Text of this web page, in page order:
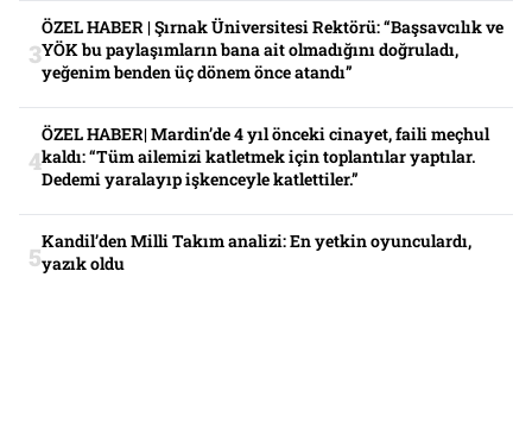
ÖZEL HABER | Şırnak Üniversitesi Rektörü: “Başsavcılık ve
YÖK bu paylaşımların bana ait olmadığını doğruladı,
yeğenim benden üç dönem önce atandı”
ÖZEL HABER| Mardin’de 4 yıl önceki cinayet, faili meçhul
kaldı: “Tüm ailemizi katletmek için toplantılar yaptılar.
Dedemi yaralayıp işkenceyle katlettiler.”
Kandil’den Milli Takım analizi: En yetkin oyunculardı,
yazık oldu